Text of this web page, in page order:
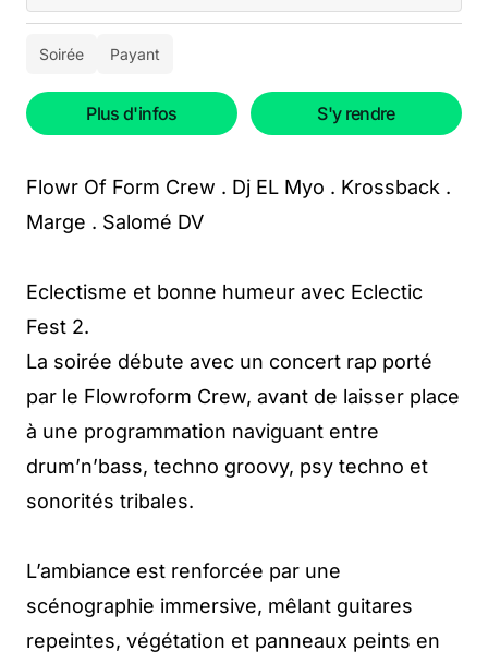
Soirée Payant
Plus d'infos S'y rendre
Flowr Of Form Crew . Dj EL Myo . Krossback .
Marge . Salomé DV
Eclectisme et bonne humeur avec Eclectic
Fest 2.
La soirée débute avec un concert rap porté
par le Flowroform Crew, avant de laisser place
à une programmation naviguant entre
drum’n’bass, techno groovy, psy techno et
sonorités tribales.
L’ambiance est renforcée par une
scénographie immersive, mêlant guitares
repeintes, végétation et panneaux peints en